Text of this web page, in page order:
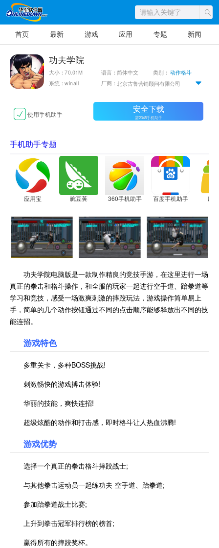
首页 最新 游戏 应用 专题 新闻
功夫学院
大小：70.01M 语言：简体中文 类别：动作格斗
系统：winall
厂商：北京古鲁营销顾问有限公司
使用手机助手 安全下载
需2345手机助手
手机助手专题
应用宝 豌豆荚 360手机助手 百度手机助手 应
功夫学院电脑版是一款制作精良的竞技手游，在这里进行一场
真正的拳击和格斗操作，和全服的玩家一起进行空手道、跆拳道等
学习和竞技，感受一场激爽刺激的摔跤玩法，游戏操作简单易上
手，简单的几个动作按钮通过不同的点击顺序能够释放出不同的技
能连招。
游戏特色
多重关卡，多种BOSS挑战!
刺激畅快的游戏搏击体验!
华丽的技能，爽快连招!
超级炫酷的动作和打击感，即时格斗让人热血沸腾!
游戏优势
选择一个真正的拳击格斗摔跤战士;
与其他拳击运动员一起练功夫-空手道、跆拳道;
参加跆拳道战士比赛;
上升到拳击冠军排行榜的榜首;
赢得所有的摔跤奖杯。